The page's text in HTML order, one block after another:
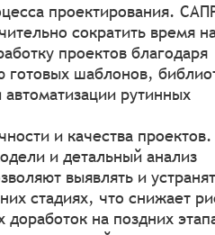
проектирования.
сократить время
проектов благодаря
готовых шаблонов,
рутинных
и качества проектов.
и детальный анализ
выявлять и
стадиях, что снижает
доработок на поздних